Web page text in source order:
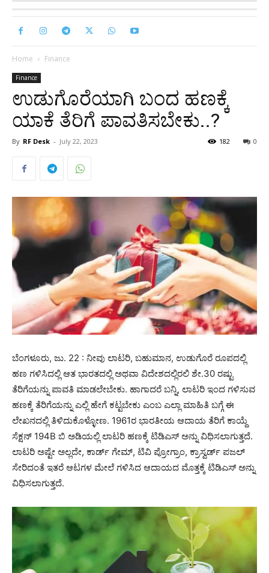
Home Finance
Finance
ಉಡುಗೊರೆಯಾಗಿ ಬಂದ ಹಣಕ್ಕೆ
ಯಾಕೆ ತೆರಿಗೆ ಪಾವತಿಸಬೇಕು..?
By RF Desk - July 22, 2023 0
182
ಬೆಂಗಳೂರು, ಜು. 22 : ನೀವು ಲಾಟರಿ, ಬಹುಮಾನ, ಉಡುಗೊರೆ ರೂಪದಲ್ಲಿ
ಹಣ ಗಳಿಸಿದಲ್ಲಿ ಆತ ಭಾರತದಲ್ಲಿ ಅಥವಾ ವಿದೇಶದಲ್ಲಿರಲಿ ಶೇ.30 ರಷ್ಟು
ತೆರಿಗೆಯನ್ನು ಪಾವತಿ ಮಾಡಲೇಬೇಕು. ಹಾಗಾದರೆ ಬನ್ನಿ, ಲಾಟರಿ ಇಂದ ಗಳಿಸುವ
ಹಣಕ್ಕೆ ತೆರಿಗೆಯನ್ನು ಎಲ್ಲಿ ಹೇಗೆ ಕಟ್ಟಬೇಕು ಎಂಬ ಎಲ್ಲಾ ಮಾಹಿತಿ ಬಗ್ಗೆ ಈ
ಲೇಖನದಲ್ಲಿ ತಿಳಿದುಕೊಳ್ಳೋಣ. 1961ರ ಭಾರತೀಯ ಆದಾಯ ತೆರಿಗೆ ಕಾಯ್ದೆ
ಸೆಕ್ಷನ್ 194B ಬಿ ಅಡಿಯಲ್ಲಿ ಲಾಟರಿ ಹಣಕ್ಕೆ ಟಿಡಿಎಸ್ ಅನ್ನು ವಿಧಿಸಲಾಗುತ್ತದೆ.
ಲಾಟರಿ ಅಷ್ಟೇ ಅಲ್ಲದೇ, ಕಾರ್ಡ್ ಗೇಮ್, ಟಿವಿ ಪ್ರೋಗ್ರಾಂ, ಕ್ರಾಸ್ವರ್ಡ್ ಪಜಲ್
ಸೇರಿದಂತೆ ಇತರೆ ಆಟಗಳ ಮೇಲೆ ಗಳಿಸಿದ ಆದಾಯದ ಮೊತ್ತಕ್ಕೆ ಟಿಡಿಎಸ್ ಅನ್ನು
ವಿಧಿಸಲಾಗುತ್ತದೆ.